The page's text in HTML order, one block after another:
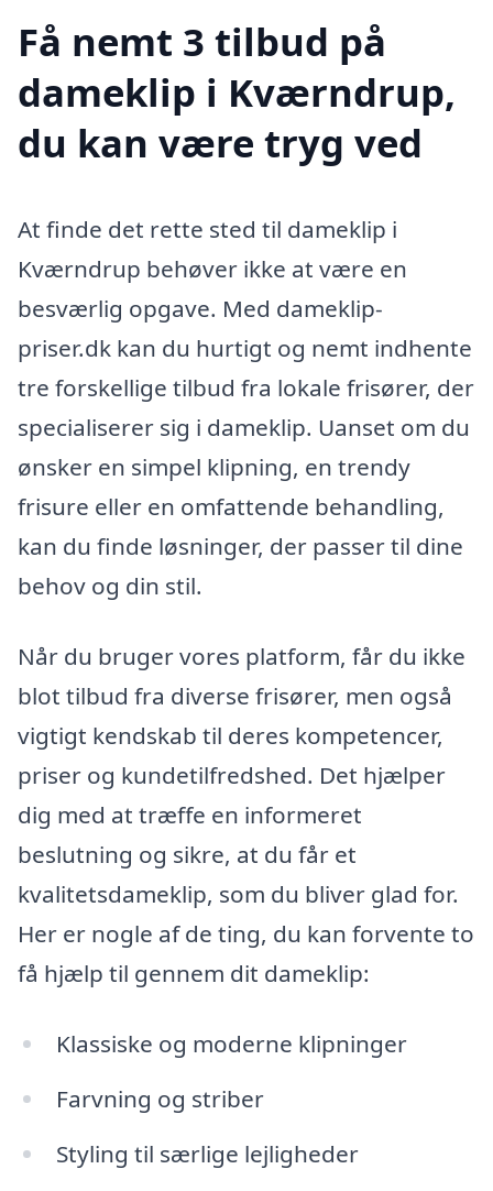
Få nemt 3 tilbud på
dameklip i Kværndrup,
du kan være tryg ved
At finde det rette sted til dameklip i
Kværndrup behøver ikke at være en
besværlig opgave. Med dameklip-
priser.dk kan du hurtigt og nemt indhente
tre forskellige tilbud fra lokale frisører, der
specialiserer sig i dameklip. Uanset om du
ønsker en simpel klipning, en trendy
frisure eller en omfattende behandling,
kan du finde løsninger, der passer til dine
behov og din stil.
Når du bruger vores platform, får du ikke
blot tilbud fra diverse frisører, men også
vigtigt kendskab til deres kompetencer,
priser og kundetilfredshed. Det hjælper
dig med at træffe en informeret
beslutning og sikre, at du får et
kvalitetsdameklip, som du bliver glad for.
Her er nogle af de ting, du kan forvente to
få hjælp til gennem dit dameklip:
Klassiske og moderne klipninger
Farvning og striber
Styling til særlige lejligheder